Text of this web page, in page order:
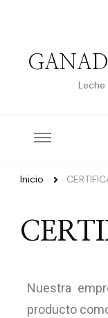
Inicio
Nuestra
producto